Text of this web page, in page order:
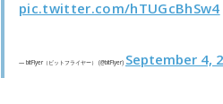
pic.twitter.com/hTUGcBhSw4
— bitFlyer（ビットフライヤー） (@bitFlyer) September 4,